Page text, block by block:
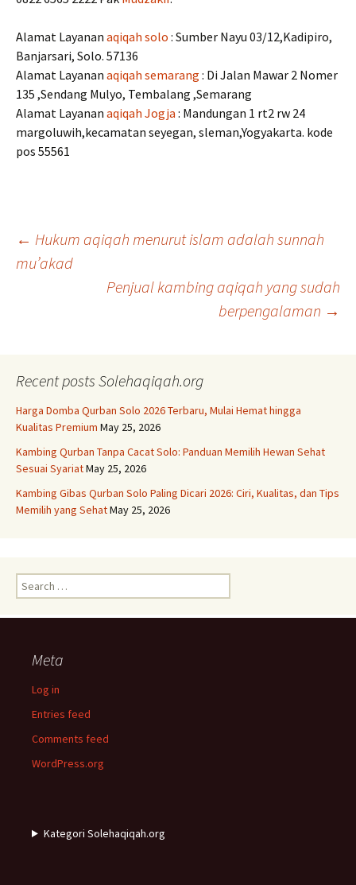
Alamat Layanan aqiqah solo : Sumber Nayu 03/12,Kadipiro,
Banjarsari, Solo. 57136
Alamat Layanan aqiqah semarang : Di Jalan Mawar 2 Nomer
135 ,Sendang Mulyo, Tembalang ,Semarang
Alamat Layanan aqiqah Jogja : Mandungan 1 rt2 rw 24
margoluwih,kecamatan seyegan, sleman,Yogyakarta. kode
pos 55561
Post
navigation
← Hukum aqiqah menurut islam adalah sunnah
mu’akad
Penjual kambing aqiqah yang sudah
berpengalaman →
Recent posts Solehaqiqah.org
Harga Domba Qurban Solo 2026 Terbaru, Mulai Hemat hingga
Kualitas Premium May 25, 2026
Kambing Qurban Tanpa Cacat Solo: Panduan Memilih Hewan Sehat
Sesuai SyariatMay 25, 2026
Kambing Gibas Qurban Solo Paling Dicari 2026: Ciri, Kualitas, dan Tips
Memilih yang SehatMay 25, 2026
Search
for:
Meta
Log in
Entries feed
Comments feed
WordPress.org
Kategori Solehaqiqah.org